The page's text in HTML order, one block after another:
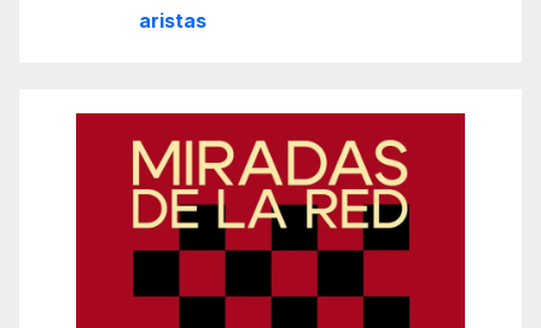
aristas